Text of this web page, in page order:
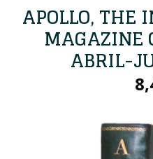
APOLLO, THE
MAGAZINE
ABRIL-